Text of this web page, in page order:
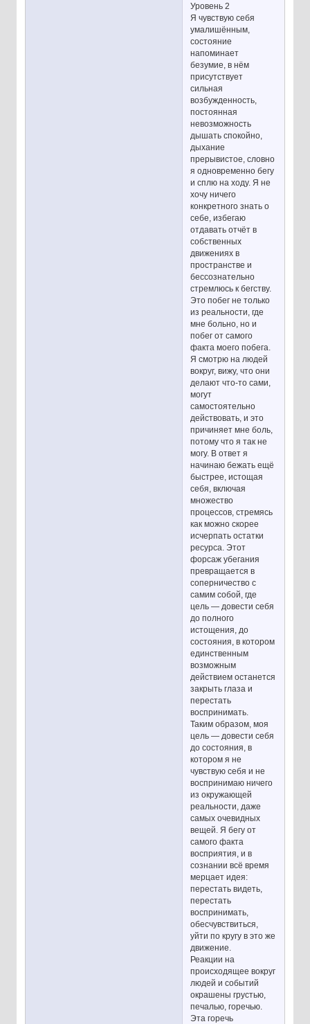
Уровень 2
Я чувствую себя
умалишённым,
состояние
напоминает
безумие, в нём
присутствует
сильная
возбужденность,
постоянная
невозможность
дышать спокойно,
дыхание
прерывистое, словно
я одновременно бегу
и сплю на ходу. Я не
хочу ничего
конкретного знать о
себе, избегаю
отдавать отчёт в
собственных
движениях в
пространстве и
бессознательно
стремлюсь к бегству.
Это побег не только
из реальности, где
мне больно, но и
побег от самого
факта моего побега.
Я смотрю на людей
вокруг, вижу, что они
делают что-то сами,
могут
самостоятельно
действовать, и это
причиняет мне боль,
потому что я так не
могу. В ответ я
начинаю бежать ещё
быстрее, истощая
себя, включая
множество
процессов, стремясь
как можно скорее
исчерпать остатки
ресурса. Этот
форсаж убегания
превращается в
соперничество с
самим собой, где
цель — довести себя
до полного
истощения, до
состояния, в котором
единственным
возможным
действием останется
закрыть глаза и
перестать
воспринимать.
Таким образом, моя
цель — довести себя
до состояния, в
котором я не
чувствую себя и не
воспринимаю ничего
из окружающей
реальности, даже
самых очевидных
вещей. Я бегу от
самого факта
восприятия, и в
сознании всё время
мерцает идея:
перестать видеть,
перестать
воспринимать,
обесчувствиться,
уйти по кругу в это же
движение.
Реакции на
происходящее вокруг
людей и событий
окрашены грустью,
печалью, горечью.
Эта горечь